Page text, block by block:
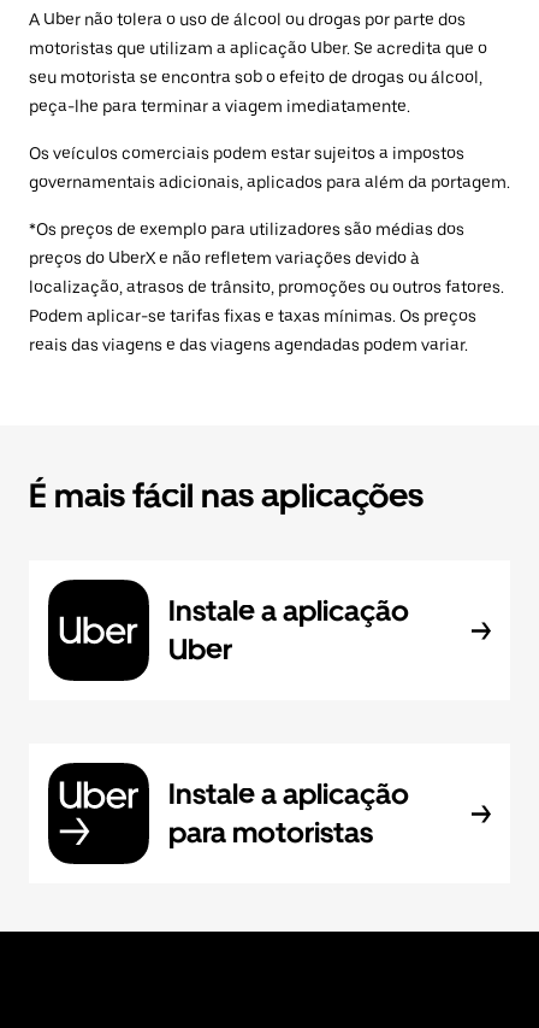
A Uber não tolera o uso de álcool ou drogas por parte dos
motoristas que utilizam a aplicação Uber. Se acredita que o
seu motorista se encontra sob o efeito de drogas ou álcool,
peça-lhe para terminar a viagem imediatamente.
Os veículos comerciais podem estar sujeitos a impostos
governamentais adicionais, aplicados para além da portagem.
*Os preços de exemplo para utilizadores são médias dos
preços do UberX e não refletem variações devido à
localização, atrasos de trânsito, promoções ou outros fatores.
Podem aplicar-se tarifas fixas e taxas mínimas. Os preços
reais das viagens e das viagens agendadas podem variar.
É mais fácil nas aplicações
Instale a aplicação
Uber
Instale a aplicação
para motoristas